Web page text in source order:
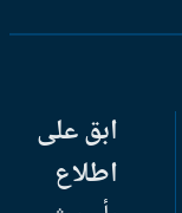
ابق على
اطلاع